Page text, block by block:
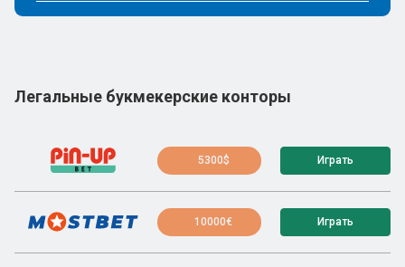
Легальные букмекерские конторы
5300$ Играть
10000€ Играть